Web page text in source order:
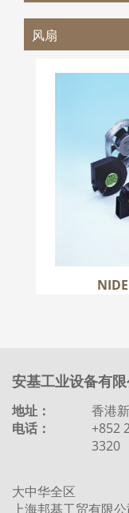
风扇
安基工业设备有
地址：
香港
电话：
+852
3320
大中华全区
上海邦基工贸有限